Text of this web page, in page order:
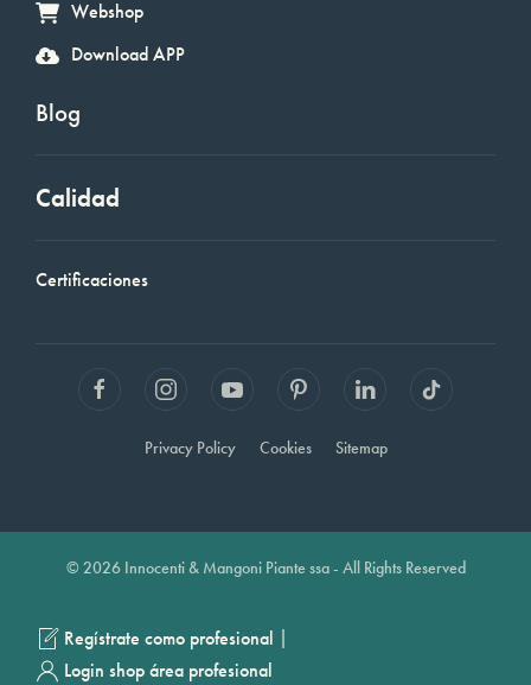
Webshop
Download APP
Blog
Calidad
Certificaciones
Privacy Policy Cookies Sitemap
© 2026 Innocenti & Mangoni Piante ssa - All Rights Reserved
Regístrate como profesional |
Login shop área profesional